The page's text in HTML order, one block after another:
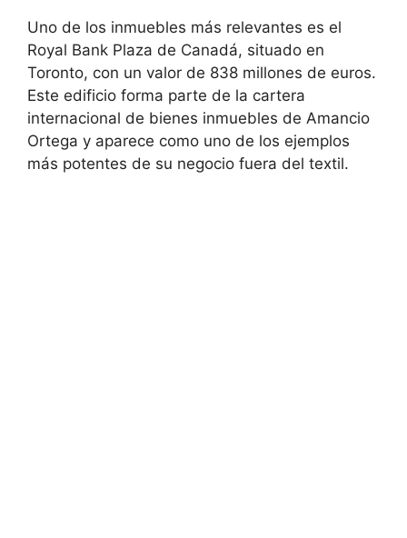
Uno de los inmuebles más relevantes es el
Royal Bank Plaza de Canadá, situado en
Toronto, con un valor de 838 millones de euros.
Este edificio forma parte de la cartera
internacional de bienes inmuebles de Amancio
Ortega y aparece como uno de los ejemplos
más potentes de su negocio fuera del textil.